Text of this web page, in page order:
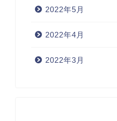
2022年5月
2022年4月
2022年3月